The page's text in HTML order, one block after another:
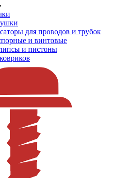
для проводов и трубок
и винтовые
и пистоны